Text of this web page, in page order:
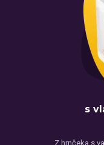
s
Z hrnčeka s